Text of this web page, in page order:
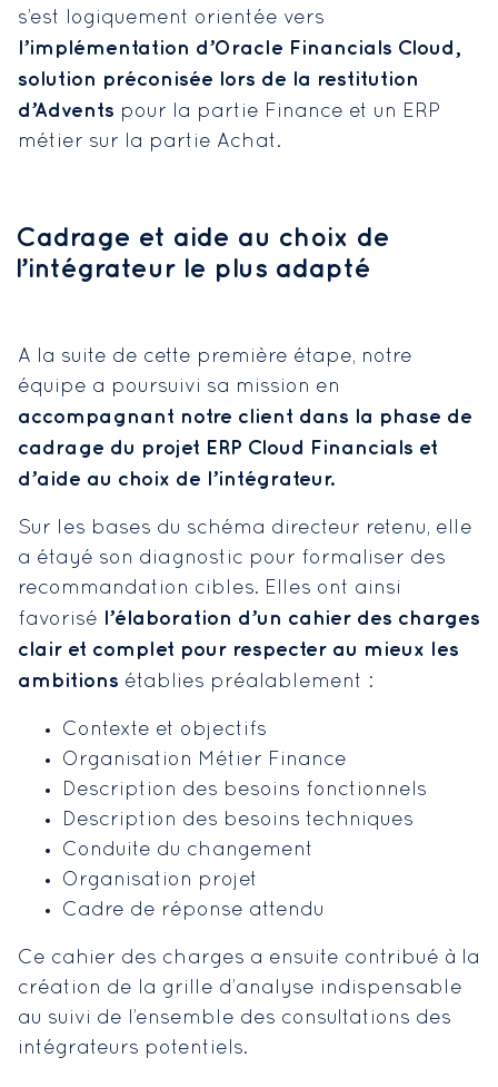
s’est logiquement orientée vers
l’implémentation d’Oracle Financials Cloud,
solution préconisée lors de la restitution
d’Advents pour la partie Finance et un ERP
métier sur la partie Achat.
Cadrage et aide au choix de
l’intégrateur le plus adapté
A la suite de cette première étape, notre
équipe a poursuivi sa mission en
accompagnant notre client dans la phase de
cadrage du projet ERP Cloud Financials et
d’aide au choix de l’intégrateur.
Sur les bases du schéma directeur retenu, elle
a étayé son diagnostic pour formaliser des
recommandation cibles. Elles ont ainsi
favorisé l’élaboration d’un cahier des charges
clair et complet pour respecter au mieux les
ambitions établies préalablement :
Contexte et objectifs
Organisation Métier Finance
Description des besoins fonctionnels
Description des besoins techniques
Conduite du changement
Organisation projet
Cadre de réponse attendu
Ce cahier des charges a ensuite contribué à la
création de la grille d’analyse indispensable
au suivi de l’ensemble des consultations des
intégrateurs potentiels.